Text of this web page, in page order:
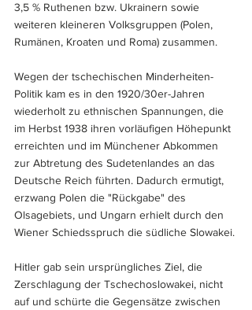
3,5 % Ruthenen bzw. Ukrainern sowie
weiteren kleineren Volksgruppen (Polen,
Rumänen, Kroaten und Roma) zusammen.
Wegen der tschechischen Minderheiten-
Politik kam es in den 1920/30er-Jahren
wiederholt zu ethnischen Spannungen, die
im Herbst 1938 ihren vorläufigen Höhepunkt
erreichten und im Münchener Abkommen
zur Abtretung des Sudetenlandes an das
Deutsche Reich führten. Dadurch ermutigt,
erzwang Polen die "Rückgabe" des
Olsagebiets, und Ungarn erhielt durch den
Wiener Schiedsspruch die südliche Slowakei.
Hitler gab sein ursprüngliches Ziel, die
Zerschlagung der Tschechoslowakei, nicht
auf und schürte die Gegensätze zwischen